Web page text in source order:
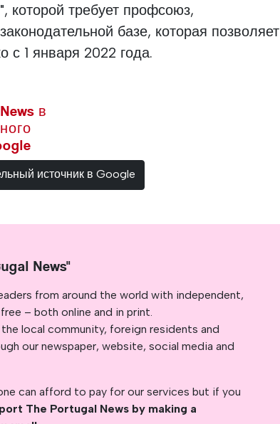
которой требует профсоюз,
базе, которая позволяет
с 1 января 2022 года.
в
источник в Google
News"
from around the world with independent,
– both online and in print.
local community, foreign residents and
our newspaper, website, social media and
can afford to pay for our services but if you
The Portugal News by making a